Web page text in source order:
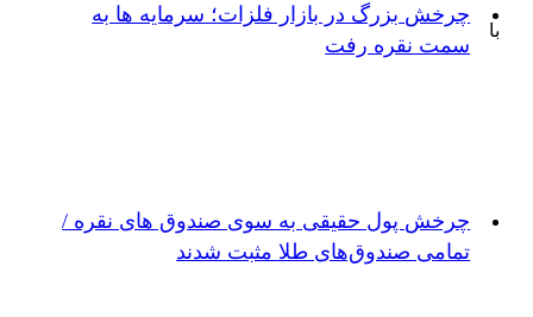
چرخش بزرگ در بازار فلزات؛ سرمایه ها به
سمت نقره رفت
چرخش پول حقیقی به سوی صندوق های نقره /
تمامی صندوق‌های طلا مثبت شدند
با